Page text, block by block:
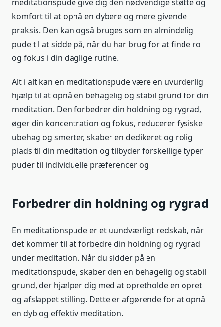
meditationspude give dig den nødvendige støtte og
komfort til at opnå en dybere og mere givende
praksis. Den kan også bruges som en almindelig
pude til at sidde på, når du har brug for at finde ro
og fokus i din daglige rutine.
Alt i alt kan en meditationspude være en uvurderlig
hjælp til at opnå en behagelig og stabil grund for din
meditation. Den forbedrer din holdning og rygrad,
øger din koncentration og fokus, reducerer fysiske
ubehag og smerter, skaber en dedikeret og rolig
plads til din meditation og tilbyder forskellige typer
puder til individuelle præferencer og
Forbedrer din holdning og rygrad
En meditationspude er et uundværligt redskab, når
det kommer til at forbedre din holdning og rygrad
under meditation. Når du sidder på en
meditationspude, skaber den en behagelig og stabil
grund, der hjælper dig med at opretholde en opret
og afslappet stilling. Dette er afgørende for at opnå
en dyb og effektiv meditation.